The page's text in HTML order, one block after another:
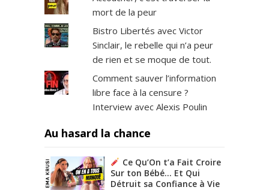
mort de la peur
Bistro Libertés avec Victor
Sinclair, le rebelle qui n’a peur
de rien et se moque de tout.
Comment sauver l’information
libre face à la censure ?
Interview avec Alexis Poulin
Au hasard la chance
Ce Qu’On t’a Fait Croire
Sur ton Bébé… Et Qui
Détruit sa Confiance à Vie